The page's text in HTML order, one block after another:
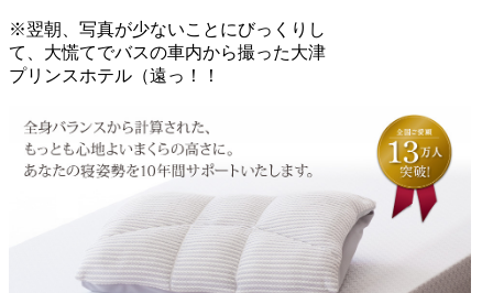
※翌朝、写真が少ないことにびっくりし
て、大慌てでバスの車内から撮った大津
プリンスホテル（遠っ！！